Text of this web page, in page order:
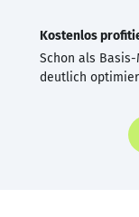
Kostenlos
Schon als
deutlich